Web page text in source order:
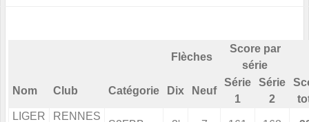
Flèches
Score par
série
Nom Club Catégorie Dix Neuf
Série
1
Série
2
LIGER
RENNES